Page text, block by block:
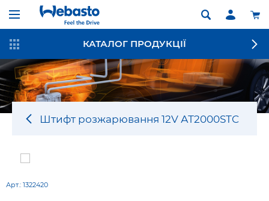
КАТАЛОГ ПРОДУКЦІЇ
Штифт розжарювання 12V АТ2000STC
Арт.: 1322420